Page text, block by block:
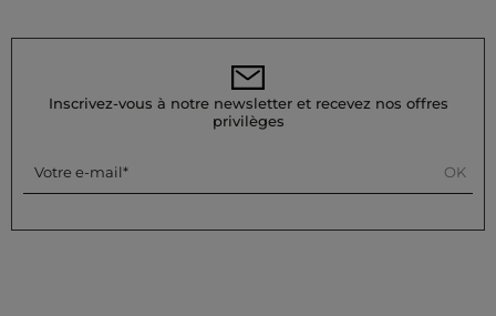
Inscrivez-vous à notre newsletter et recevez nos offres
privilèges
Votre e-mail OK